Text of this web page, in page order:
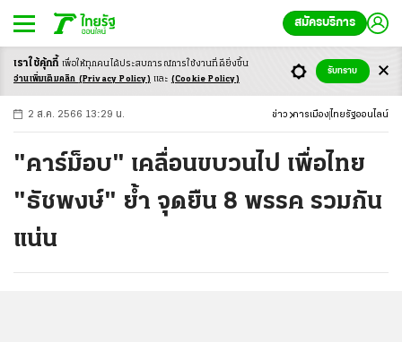
สมัครบริการ
-ก ก ก+
2 ส.ค. 2566 13:29 น. ข่าว การเมือง ไทยรัฐออนไลน์
"คาร์ม็อบ" เคลื่อนขบวนไป เพื่อไทย
"ธัชพงษ์" ย้ำ จุดยืน 8 พรรค รวมกัน
แน่น
เราใช้คุ้กกี้ เพื่อให้ทุกคนได้ประสบการณ์การใช้งานที่ดียิ่งขึ้น
อ่านเพิ่มเติมคลิก (Privacy Policy) และ (Cookie Policy)
รับทราบ